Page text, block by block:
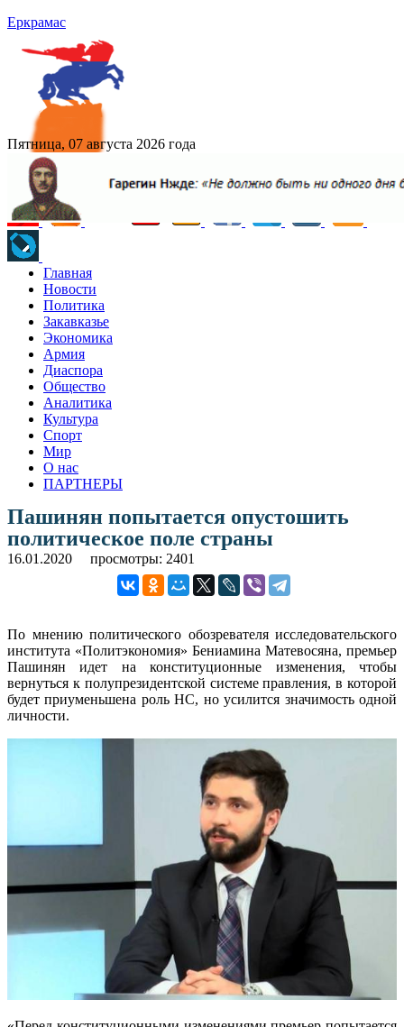
Еркрамас
Пятница, 07 августа 2026 года
Главная
Новости
Политика
Закавказье
Экономика
Армия
Диаспора
Общество
Аналитика
Культура
Спорт
Мир
О нас
ПАРТНЕРЫ
Пашинян попытается опустошить
политическое поле страны
16.01.2020 просмотры: 2401
По мнению политического обозревателя исследовательского
института «Политэкономия» Бениамина Матевосяна, премьер
Пашинян идет на конституционные изменения, чтобы
вернуться к полупрезидентской системе правления, в которой
будет приуменьшена роль НС, но усилится значимость одной
личности.